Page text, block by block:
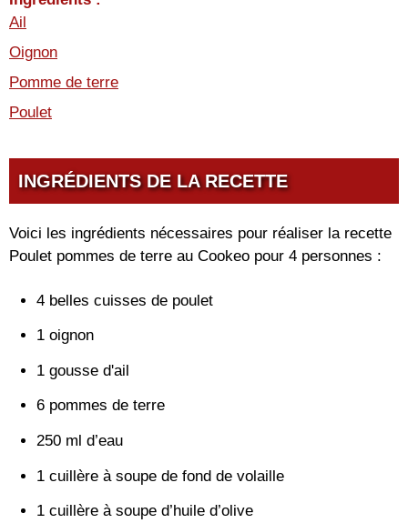
Ail
Oignon
Pomme de terre
Poulet
INGRÉDIENTS DE LA RECETTE
Voici les ingrédients nécessaires pour réaliser la recette
Poulet pommes de terre au Cookeo pour 4 personnes :
4 belles cuisses de poulet
1 oignon
1 gousse d'ail
6 pommes de terre
250 ml d’eau
1 cuillère à soupe de fond de volaille
1 cuillère à soupe d’huile d’olive